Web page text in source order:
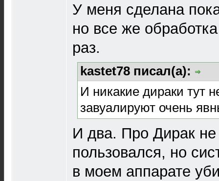
У меня сделана
но все же
раз.
kastet78 писал(а):
И никакие дираки тут
завуалируют очень
И два. Про Дирак не
пользовался, но
в моем аппарате